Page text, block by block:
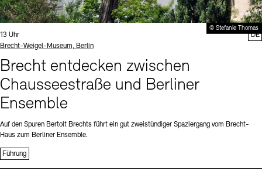
© Stefanie Thomas
Uhrzeit:
13 Uhr
Standort
Brecht-Weigel-Museum, Berlin
Brecht entdecken zwischen
Chausseestraße und Berliner
Ensemble
Auf den Spuren Bertolt Brechts führt ein gut zweistündiger Spaziergang vom Brecht-
Haus zum Berliner Ensemble.
Führung
DE